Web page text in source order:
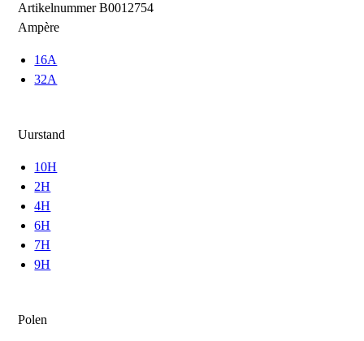
ArtikelnummerB0012754
Ampère
16A
32A
Uurstand
10H
2H
4H
6H
7H
9H
Polen